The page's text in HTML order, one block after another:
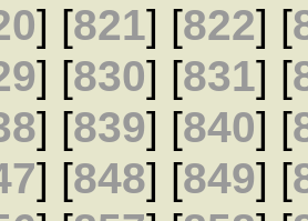
] [821] [822] [
] [830] [831] [
] [839] [840] [
] [848] [849] [